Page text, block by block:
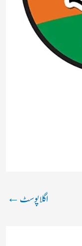
اگلا پوسٹ←